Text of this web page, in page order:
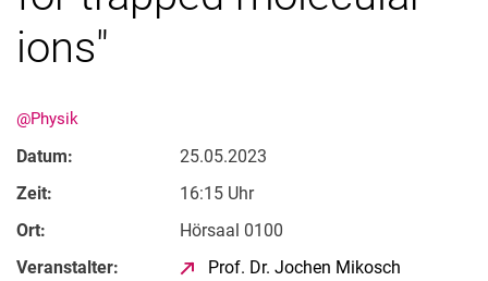
ions"
@Physik
Datum:
25.05.2023
Zeit:
16:15 Uhr
Ort:
Hörsaal 0100
Veranstalter:
Prof. Dr. Jochen Mikosch